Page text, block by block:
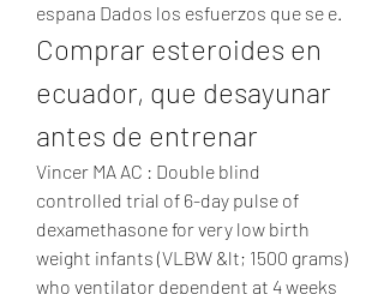
espana Dados los esfuerzos que se e.
Comprar esteroides en
ecuador, que desayunar
antes de entrenar
Vincer MA AC : Double blind
controlled trial of 6-day pulse of
dexamethasone for very low birth
weight infants (VLBW &lt; 1500 grams)
who ventilator dependent at 4 weeks